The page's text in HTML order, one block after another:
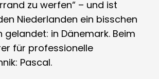
zu werfen“ – und ist
Niederlanden ein bisschen
in Dänemark. Beim
für professionelle
Pascal.